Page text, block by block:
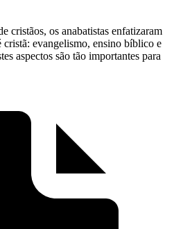
cristãos, os anabatistas enfatizaram
cristã: evangelismo, ensino bíblico e
aspectos são tão importantes para